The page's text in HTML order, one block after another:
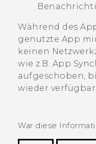
Während des
genutzte App
keinen
wie z.B. App
aufgeschoben,
wieder verfügbar
War diese